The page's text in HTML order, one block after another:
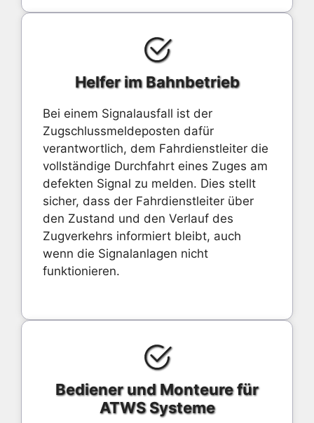
Helfer im Bahnbetrieb
Bei einem Signalausfall ist der
Zugschlussmeldeposten dafür
verantwortlich, dem Fahrdienstleiter die
vollständige Durchfahrt eines Zuges am
defekten Signal zu melden. Dies stellt
sicher, dass der Fahrdienstleiter über
den Zustand und den Verlauf des
Zugverkehrs informiert bleibt, auch
wenn die Signalanlagen nicht
funktionieren.
Bediener und Monteure für
ATWS Systeme